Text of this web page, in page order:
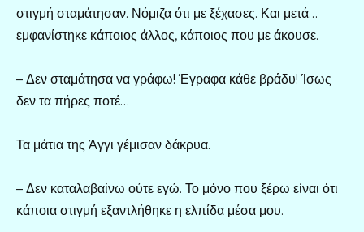
στιγμή σταμάτησαν. Νόμιζα ότι με ξέχασες. Και μετά…
εμφανίστηκε κάποιος άλλος, κάποιος που με άκουσε.
– Δεν σταμάτησα να γράφω! Έγραφα κάθε βράδυ! Ίσως
δεν τα πήρες ποτέ…
Τα μάτια της Άγγι γέμισαν δάκρυα.
– Δεν καταλαβαίνω ούτε εγώ. Το μόνο που ξέρω είναι ότι
κάποια στιγμή εξαντλήθηκε η ελπίδα μέσα μου.